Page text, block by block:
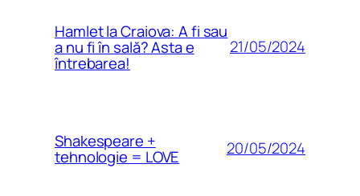
Hamlet la Craiova: A fi sau
a nu fi în sală? Asta e
întrebarea!
21/05/2024
Shakespeare +
tehnologie = LOVE 20/05/2024